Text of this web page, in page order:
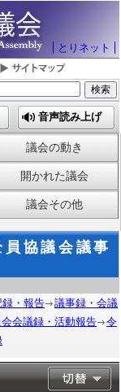
とりネット
音声読み上げ
議会の動き
開かれた議会
議会その他
協議会議事
録・報告
議事録・会議
会議録・活動報告
令